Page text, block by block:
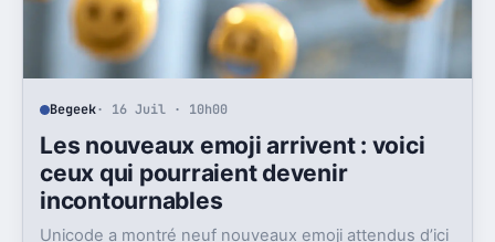
Begeek· 16 Juil · 10h00
Les nouveaux emoji arrivent : voici
ceux qui pourraient devenir
incontournables
Unicode a montré neuf nouveaux emoji attendus d’ici